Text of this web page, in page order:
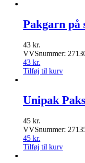
Pakgarn på
43 kr.
VVSnummer:
43 kr.
Tilføj til kurv
Unipak
45 kr.
VVSnummer:
45 kr.
Tilføj til kurv